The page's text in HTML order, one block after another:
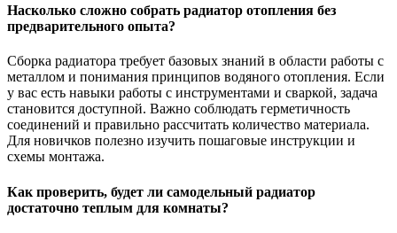
Насколько сложно собрать радиатор отопления без
предварительного опыта?
Сборка радиатора требует базовых знаний в области работы с
металлом и понимания принципов водяного отопления. Если
у вас есть навыки работы с инструментами и сваркой, задача
становится доступной. Важно соблюдать герметичность
соединений и правильно рассчитать количество материала.
Для новичков полезно изучить пошаговые инструкции и
схемы монтажа.
Как проверить, будет ли самодельный радиатор
достаточно теплым для комнаты?